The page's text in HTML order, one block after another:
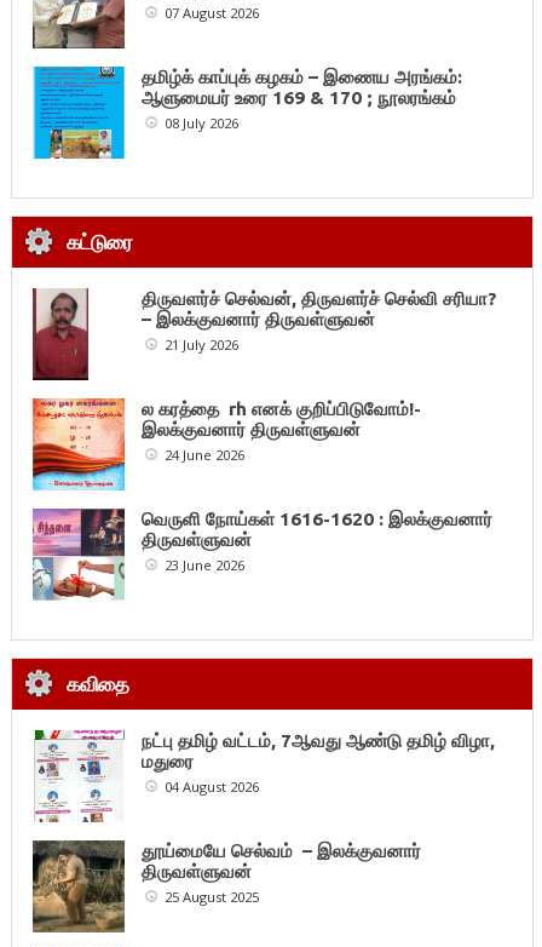
07 August 2026
தமிழ்க் காப்புக் கழகம் – இணைய அரங்கம்:
ஆளுமையர் உரை 169 & 170 ; நூலரங்கம்
08 July 2026
கட்டுரை
திருவளர்ச் செல்வன், திருவளர்ச் செல்வி சரியா?
– இலக்குவனார் திருவள்ளுவன்
21 July 2026
ல கரத்தை rh எனக் குறிப்பிடுவோம்!-
இலக்குவனார் திருவள்ளுவன்
24 June 2026
வெருளி நோய்கள் 1616-1620 : இலக்குவனார்
திருவள்ளுவன்
23 June 2026
கவிதை
நட்பு தமிழ் வட்டம், 7ஆவது ஆண்டு தமிழ் விழா,
மதுரை
04 August 2026
தூய்மையே செல்வம் – இலக்குவனார்
திருவள்ளுவன்
25 August 2025